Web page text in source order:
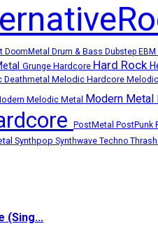
DoomMetal Drum & Bass Dubstep EBM
Grunge Hardcore Hard Rock
Deathmetal Melodic Hardcore
Melodic Metal Modern Metal
PostMetal PostPunk
Synthpop Synthwave Techno
(Sing...